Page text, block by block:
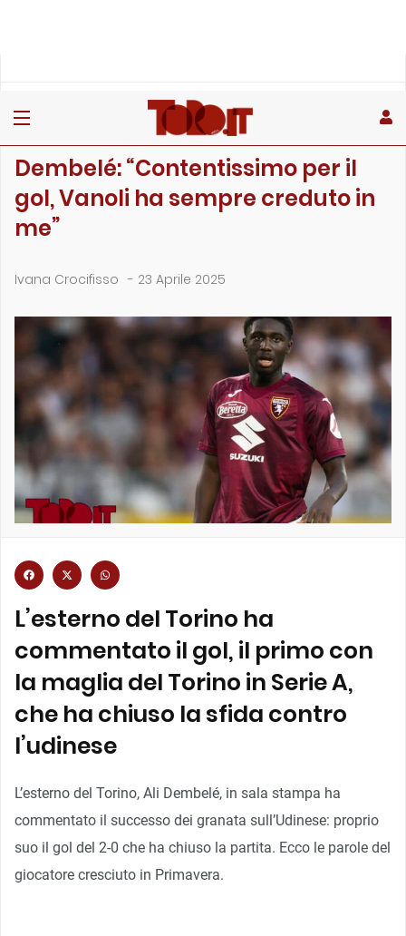
Dembelé: “Contentissimo per il
gol, Vanoli ha sempre creduto in
me”
Ivana Crocifisso - 23 Aprile 2025
L’esterno del Torino ha
commentato il gol, il primo con
la maglia del Torino in Serie A,
che ha chiuso la sfida contro
l’udinese
L’esterno del Torino, Ali Dembelé, in sala stampa ha
commentato il successo dei granata sull’Udinese: proprio
suo il gol del 2-0 che ha chiuso la partita. Ecco le parole del
giocatore cresciuto in Primavera.